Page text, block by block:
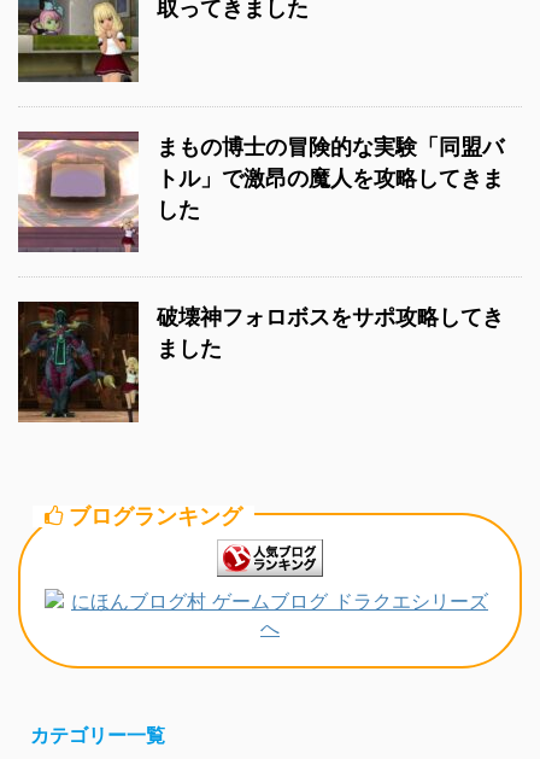
取ってきました
まもの博士の冒険的な実験「同盟バ
トル」で激昂の魔人を攻略してきま
した
破壊神フォロボスをサポ攻略してき
ました
ブログランキング
カテゴリー一覧